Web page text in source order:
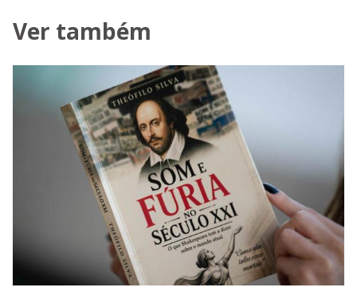
Ver também